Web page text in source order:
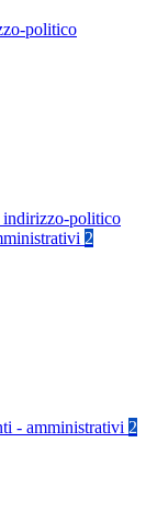
politico
indirizzo-politico
2
- amministrativi 2